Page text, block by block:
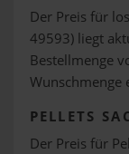
Der Preis für
49593) liegt
Bestellmenge
Wunschmenge
PELLETS
Der Preis für